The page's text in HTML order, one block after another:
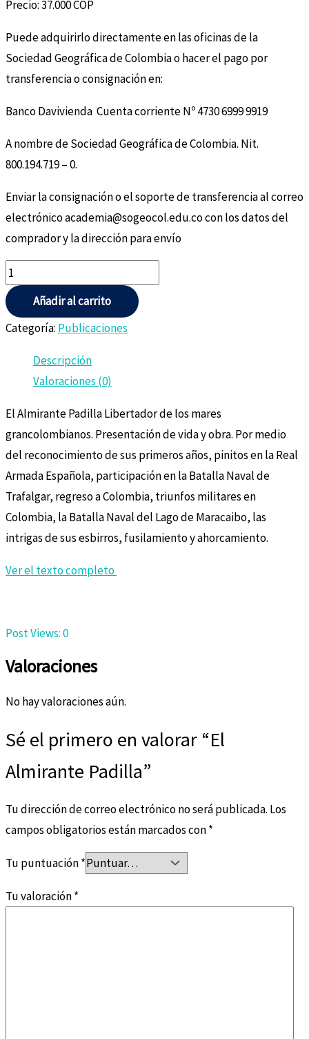
Precio: 37.000 COP
Puede adquirirlo directamente en las oficinas de la
Sociedad Geográfica de Colombia o hacer el pago por
transferencia o consignación en:
Banco Davivienda Cuenta corriente Nº 4730 6999 9919
A nombre de Sociedad Geográfica de Colombia. Nit.
800.194.719 – 0.
Enviar la consignación o el soporte de transferencia al correo
electrónico academia@sogeocol.edu.co con los datos del
comprador y la dirección para envío
Añadir al carrito
Categoría: Publicaciones
Descripción
Valoraciones (0)
El Almirante Padilla Libertador de los mares
grancolombianos. Presentación de vida y obra. Por medio
del reconocimiento de sus primeros años, pinitos en la Real
Armada Española, participación en la Batalla Naval de
Trafalgar, regreso a Colombia, triunfos militares en
Colombia, la Batalla Naval del Lago de Maracaibo, las
intrigas de sus esbirros, fusilamiento y ahorcamiento.
Ver el texto completo
Post Views:0
Valoraciones
No hay valoraciones aún.
Sé el primero en valorar “El
Almirante Padilla”
Tu dirección de correo electrónico no será publicada. Los
campos obligatorios están marcados con*
Tu puntuación*
Tu valoración*